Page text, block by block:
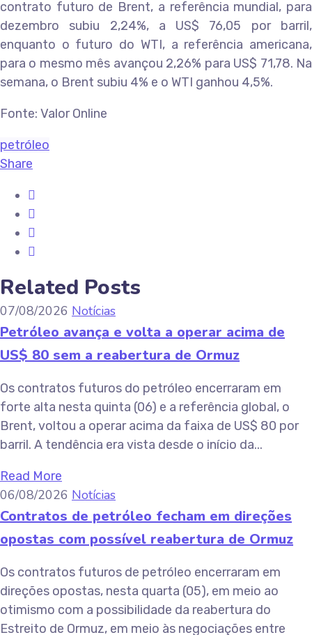
contrato futuro de Brent, a referência mundial, para
dezembro subiu 2,24%, a US$ 76,05 por barril,
enquanto o futuro do WTI, a referência americana,
para o mesmo mês avançou 2,26% para US$ 71,78. Na
semana, o Brent subiu 4% e o WTI ganhou 4,5%.
Fonte: Valor Online
petróleo
Share
Related Posts
07/08/2026 Notícias
Petróleo avança e volta a operar acima de
US$ 80 sem a reabertura de Ormuz
Os contratos futuros do petróleo encerraram em
forte alta nesta quinta (06) e a referência global, o
Brent, voltou a operar acima da faixa de US$ 80 por
barril. A tendência era vista desde o início da...
Read More
06/08/2026 Notícias
Contratos de petróleo fecham em direções
opostas com possível reabertura de Ormuz
Os contratos futuros de petróleo encerraram em
direções opostas, nesta quarta (05), em meio ao
otimismo com a possibilidade da reabertura do
Estreito de Ormuz, em meio às negociações entre